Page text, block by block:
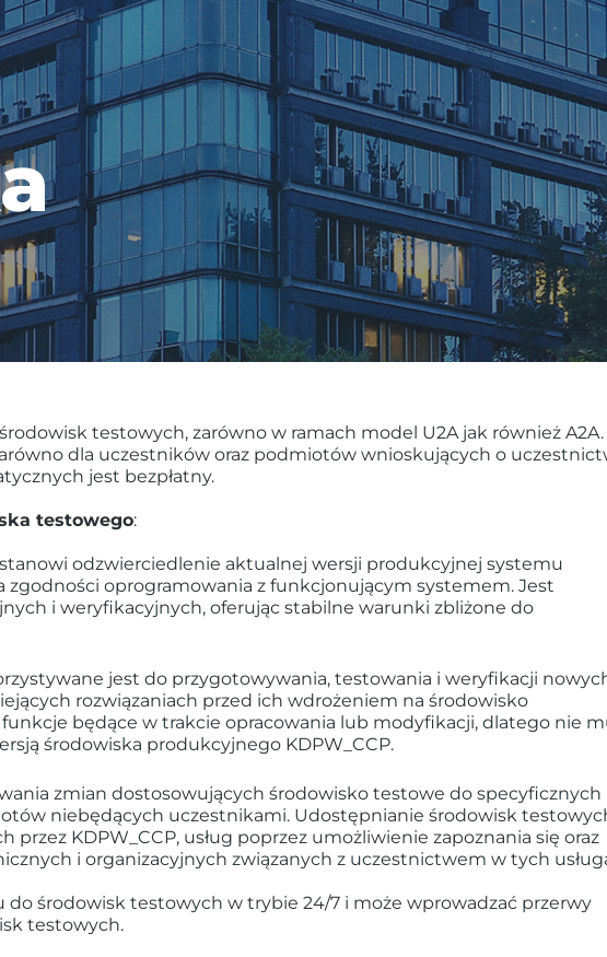
testowych, zarówno w ramach model U2A jak również A2A.
dla uczestników oraz podmiotów wnioskujących o
jest bezpłatny.
testowego:
stanowi odzwierciedlenie aktualnej wersji produkcyjnej systemu
zgodności oprogramowania z funkcjonującym systemem. Jest
i weryfikacyjnych, oferując stabilne warunki zbliżone do
jest do przygotowywania, testowania i weryfikacji
rozwiązaniach przed ich wdrożeniem na środowisko
będące w trakcie opracowania lub modyfikacji, dlatego nie
środowiska produkcyjnego KDPW_CCP.
zmian dostosowujących środowisko testowe do specyficznych
niebędących uczestnikami. Udostępnianie środowisk
przez KDPW_CCP, usług poprzez umożliwienie zapoznania się oraz
i organizacyjnych związanych z uczestnictwem w tych
do środowisk testowych w trybie 24/7 i może wprowadzać przerwy
testowych.